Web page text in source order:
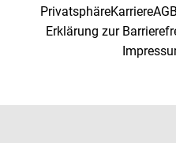
PrivatsphäreKarriereAGB
Erklärung zur